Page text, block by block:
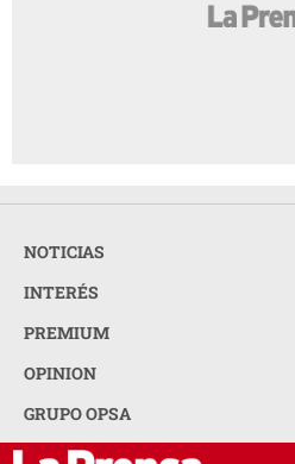
NOTICIAS
INTERÉS
PREMIUM
OPINION
GRUPO OPSA